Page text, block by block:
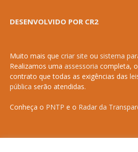
DESENVOLVIDO POR CR2
Muito mais que criar site ou sistema
Realizamos uma assessoria completa,
contrato que todas as exigências das
pública serão atendidas.
Conheça o PNTP e o Radar da